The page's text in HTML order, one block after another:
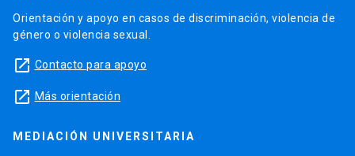
Orientación y apoyo en casos de discriminación, violencia de
género o violencia sexual.
launch Contacto para apoyo
launch Más orientación
MEDIACIÓN UNIVERSITARIA